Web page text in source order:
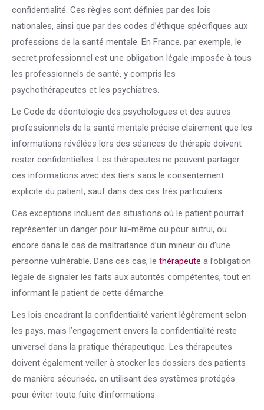
confidentialité. Ces règles sont définies par des lois
nationales, ainsi que par des codes d’éthique spécifiques aux
professions de la santé mentale. En France, par exemple, le
secret professionnel est une obligation légale imposée à tous
les professionnels de santé, y compris les
psychothérapeutes et les psychiatres.
Le Code de déontologie des psychologues et des autres
professionnels de la santé mentale précise clairement que les
informations révélées lors des séances de thérapie doivent
rester confidentielles. Les thérapeutes ne peuvent partager
ces informations avec des tiers sans le consentement
explicite du patient, sauf dans des cas très particuliers.
Ces exceptions incluent des situations où le patient pourrait
représenter un danger pour lui-même ou pour autrui, ou
encore dans le cas de maltraitance d’un mineur ou d’une
personne vulnérable. Dans ces cas, le thérapeute a l’obligation
légale de signaler les faits aux autorités compétentes, tout en
informant le patient de cette démarche.
Les lois encadrant la confidentialité varient légèrement selon
les pays, mais l’engagement envers la confidentialité reste
universel dans la pratique thérapeutique. Les thérapeutes
doivent également veiller à stocker les dossiers des patients
de manière sécurisée, en utilisant des systèmes protégés
pour éviter toute fuite d’informations.